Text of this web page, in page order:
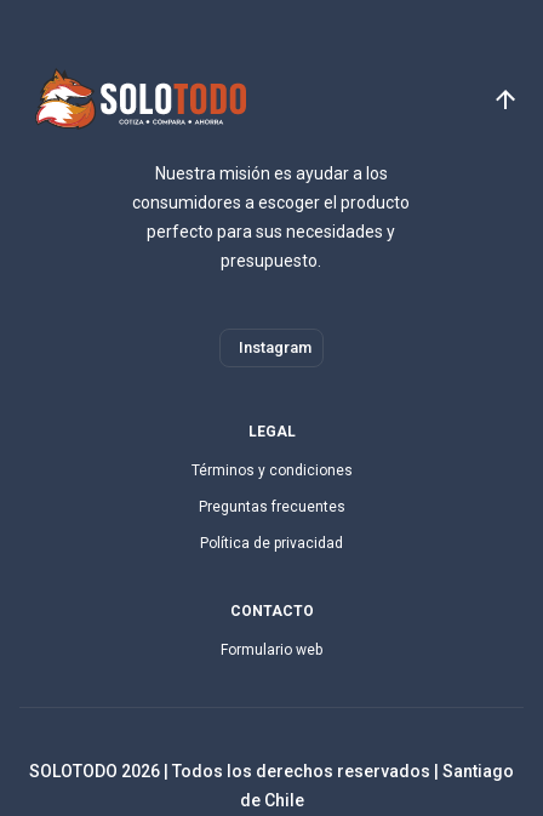
Nuestra misión es ayudar a los
consumidores a escoger el producto
perfecto para sus necesidades y
presupuesto.
Instagram
LEGAL
Términos y condiciones
Preguntas frecuentes
Política de privacidad
CONTACTO
Formulario web
SOLOTODO 2026 | Todos los derechos reservados | Santiago
de Chile